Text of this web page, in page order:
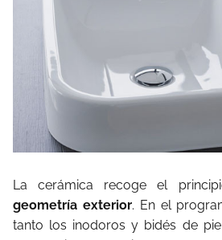
La cerámica recoge el
geometría exterior. En el
tanto los inodoros y bidés de